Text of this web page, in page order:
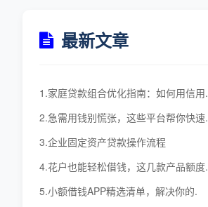
最新文章
1.家庭贷款组合优化指南：如何用信用.
2.急需用钱别慌张，这些平台帮你快速.
3.企业固定资产贷款操作流程
4.花户也能轻松借钱，这几款产品额度.
5.小额借钱APP精选清单，解决你的.